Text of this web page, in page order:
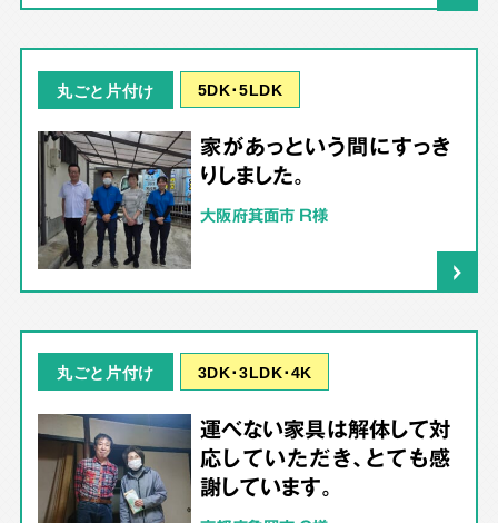
丸ごと片付け 5DK･5LDK
家があっという間にすっき
りしました。
大阪府箕面市 R様
丸ごと片付け 3DK･3LDK･4K
運べない家具は解体して対
応していただき、とても感
謝しています。